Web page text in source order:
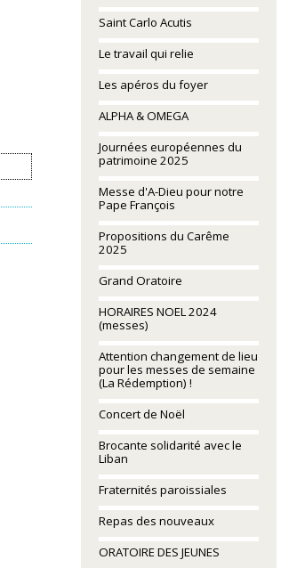
Saint Carlo Acutis
Le travail qui relie
Les apéros du foyer
ALPHA & OMEGA
Journées européennes du
patrimoine 2025
Messe d'A-Dieu pour notre
Pape François
Propositions du Carême
2025
Grand Oratoire
HORAIRES NOEL 2024
(messes)
Attention changement de lieu
pour les messes de semaine
(La Rédemption) !
Concert de Noël
Brocante solidarité avec le
Liban
Fraternités paroissiales
Repas des nouveaux
ORATOIRE DES JEUNES